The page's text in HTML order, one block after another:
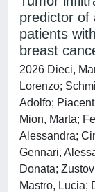
predictor of
patients
breast
2026 Dieci,
Lorenzo;
Adolfo;
Mion, Marta;
Alessandra;
Gennari,
Donata;
Mastro, Lucia;